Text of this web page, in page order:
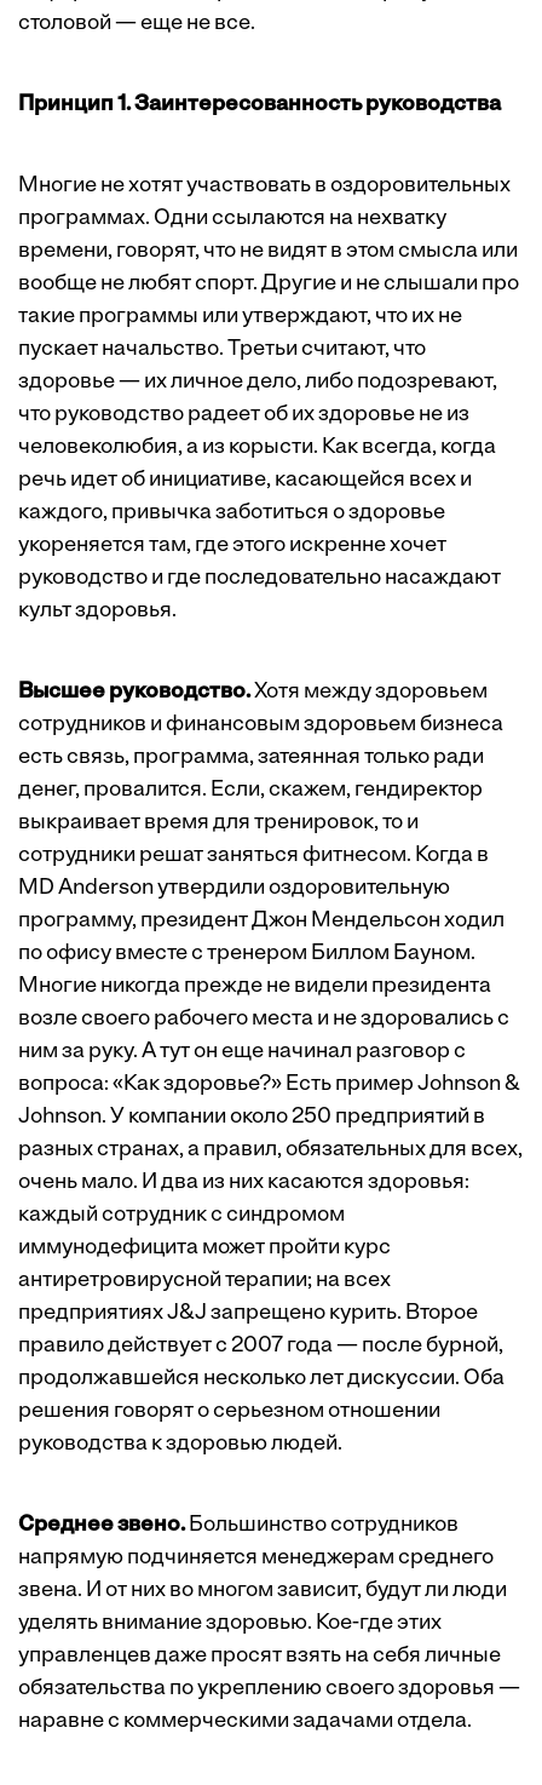
столовой — еще не все.
Принцип 1. Заинтересованность руководства
Многие не хотят участвовать в оздоровительных
программах. Одни ссылаются на нехватку
времени, говорят, что не видят в этом смысла или
вообще не любят спорт. Другие и не слышали про
такие программы или утверждают, что их не
пускает начальство. Третьи считают, что
здоровье — их личное дело, либо подозревают,
что руководство радеет об их здоровье не из
человеколюбия, а из корысти. Как всегда, когда
речь идет об инициативе, касающейся всех и
каждого, привычка заботиться о здоровье
укореняется там, где этого искренне хочет
руководство и где последовательно насаждают
культ здоровья.
Высшее руководство.Хотя между здоровьем
сотрудников и финансовым здоровьем бизнеса
есть связь, программа, затеянная только ради
денег, провалится. Если, скажем, гендиректор
выкраивает время для тренировок, то и
сотрудники решат заняться фитнесом. Когда в
MD Anderson утвердили оздоровительную
программу, президент Джон Мендельсон ходил
по офису вместе с тренером Биллом Бауном.
Многие никогда прежде не видели президента
возле своего рабочего места и не здоровались с
ним за руку. А тут он еще начинал разговор с
вопроса: «Как здоровье?» Есть пример Johnson &
Johnson. У компании около 250 предприятий в
разных странах, а правил, обязательных для всех,
очень мало. И два из них касаются здоровья:
каждый сотрудник с синдромом
иммунодефицита может пройти курс
антиретровирусной терапии; на всех
предприятиях J&J запрещено курить. Второе
правило действует с 2007 года — после бурной,
продолжавшейся несколько лет дискуссии. Оба
решения говорят о серьезном отношении
руководства к здоровью людей.
Среднее звено.Большинство сотрудников
напрямую подчиняется менеджерам среднего
звена. И от них во многом зависит, будут ли люди
уделять внимание здоровью. Кое-где этих
управленцев даже просят взять на себя личные
обязательства по укреплению своего здоровья —
наравне с коммерческими задачами отдела.